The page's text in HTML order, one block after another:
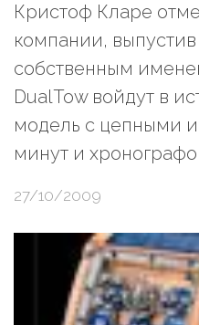
Кристоф Кларе
компании,
собственным
DualTow войдут в
модель с цепными
минут и
27/10/2009